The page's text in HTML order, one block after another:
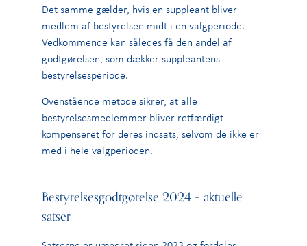
Det samme gælder, hvis en suppleant bliver
medlem af bestyrelsen midt i en valgperiode.
Vedkommende kan således få den andel af
godtgørelsen, som dækker suppleantens
bestyrelsesperiode.
Ovenstående metode sikrer, at alle
bestyrelsesmedlemmer bliver retfærdigt
kompenseret for deres indsats, selvom de ikke er
med i hele valgperioden.
Bestyrelsesgodtgørelse 2024 – aktuelle
satser